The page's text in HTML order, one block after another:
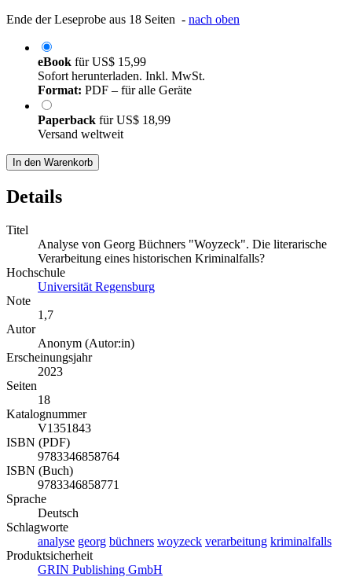
Ende der Leseprobe aus 18 Seiten - nach oben
eBook fürUS$ 15,99
Sofort herunterladen. Inkl. MwSt.
Format: PDF – für alle Geräte
Paperback fürUS$ 18,99
Versand weltweit
In den Warenkorb
Details
Titel
Analyse von Georg Büchners "Woyzeck". Die literarische
Verarbeitung eines historischen Kriminalfalls?
Hochschule
Universität Regensburg
Note
1,7
Autor
Anonym (Autor:in)
Erscheinungsjahr
2023
Seiten
18
Katalognummer
V1351843
ISBN (PDF)
9783346858764
ISBN (Buch)
9783346858771
Sprache
Deutsch
Schlagworte
analyse georg büchners woyzeck verarbeitung kriminalfalls
Produktsicherheit
GRIN Publishing GmbH